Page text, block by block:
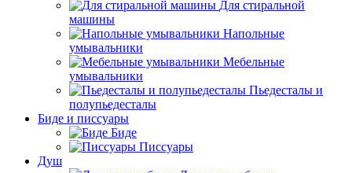
Для стиральной
машины
Напольные
умывальники
Мебельные
умывальники
Пьедесталы и
полупьедесталы
Биде и писсуары
Биде
Писсуары
Душ